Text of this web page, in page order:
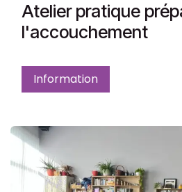
Atelier pratique
l'accouchement
Information